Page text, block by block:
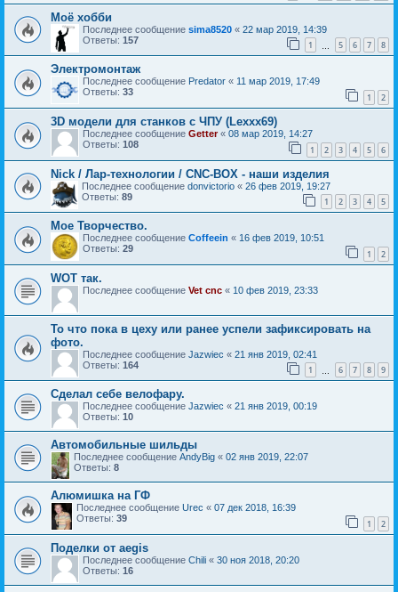
Моё хобби
Последнее сообщение sima8520 « 22 мар 2019, 14:39
Ответы: 157 1 5 6 7 8
Электромонтаж
Последнее сообщение Predator « 11 мар 2019, 17:49
Ответы: 33 1 2
3D модели для станков с ЧПУ (Lexxx69)
Последнее сообщение Getter« 08 мар 2019, 14:27
Ответы: 108 1 2 3 4 5 6
Nick / Лар-технологии / CNC-BOX - наши изделия
Последнее сообщение donvictorio « 26 фев 2019, 19:27
Ответы: 89 1 2 3 4 5
Мое Творчество.
Последнее сообщение Coffeein « 16 фев 2019, 10:51
Ответы: 29 1 2
WOT так.
Последнее сообщение Vet cnc « 10 фев 2019, 23:33
То что пока в цеху или ранее успели зафиксировать на
фото.
Последнее сообщение Jazwiec « 21 янв 2019, 02:41
Ответы: 164 1 6 7 8 9
Сделал себе велофару.
Последнее сообщение Jazwiec « 21 янв 2019, 00:19
Ответы: 10
Автомобильные шильды
Последнее сообщение AndyBig « 02 янв 2019, 22:07
Ответы: 8
Алюмишка на ГФ
Последнее сообщение Urec « 07 дек 2018, 16:39
Ответы: 39 1 2
Поделки от aegis
Последнее сообщение Chili « 30 ноя 2018, 20:20
Ответы: 16